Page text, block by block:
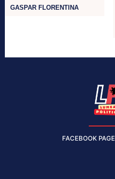
GASPAR FLORENTINA
FACEBOOK PAGE